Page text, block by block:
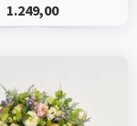
1.249,00